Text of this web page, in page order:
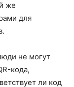
же
для
не могут
кода,
ли код